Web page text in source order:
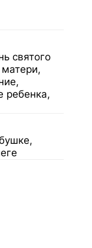
святого
ребенка,